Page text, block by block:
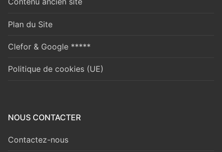
Plan du Site
Clefor & Google *****
Politique de cookies (UE)
NOUS CONTACTER
Contactez-nous